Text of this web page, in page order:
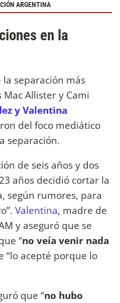
ARGENTINA
en la
la separación más
Mac Allister y Cami
y Valentina
del foco mediático
separación.
de seis años y dos
años decidió cortar la
según rumores, para
Valentina, madre de
y aseguró que se
“no veía venir nada
“lo acepté porque lo
que “no hubo